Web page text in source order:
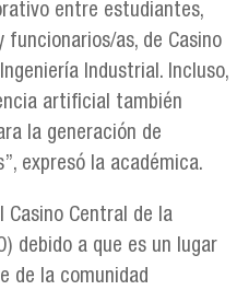
entre estudiantes,
funcionarios/as, de Casino
Industrial. Incluso,
artificial también
la generación de
expresó la académica.
Casino Central de la
debido a que es un lugar
de la comunidad